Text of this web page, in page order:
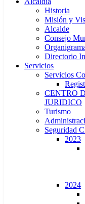
Historia
Misión y
Alcalde
Consejo
Directorio
Servicios
Servicios
CENTRO
JURIDICO
Turismo
Seguridad
2023
2024